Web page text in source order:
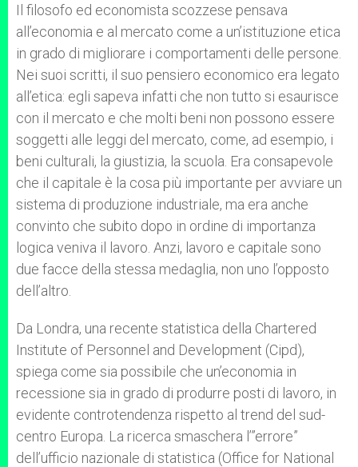
Il filosofo ed economista scozzese pensava
all’economia e al mercato come a un’istituzione etica
in grado di migliorare i comportamenti delle persone.
Nei suoi scritti, il suo pensiero economico era legato
all’etica: egli sapeva infatti che non tutto si esaurisce
con il mercato e che molti beni non possono essere
soggetti alle leggi del mercato, come, ad esempio, i
beni culturali, la giustizia, la scuola. Era consapevole
che il capitale è la cosa più importante per avviare un
sistema di produzione industriale, ma era anche
convinto che subito dopo in ordine di importanza
logica veniva il lavoro. Anzi, lavoro e capitale sono
due facce della stessa medaglia, non uno l’opposto
dell’altro.
Da Londra, una recente statistica della Chartered
Institute of Personnel and Development (Cipd),
spiega come sia possibile che un’economia in
recessione sia in grado di produrre posti di lavoro, in
evidente controtendenza rispetto al trend del sud-
centro Europa. La ricerca smaschera l’”errore”
dell’ufficio nazionale di statistica (Office for National